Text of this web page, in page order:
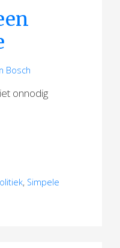
Bosch
onnodig
, Simpele